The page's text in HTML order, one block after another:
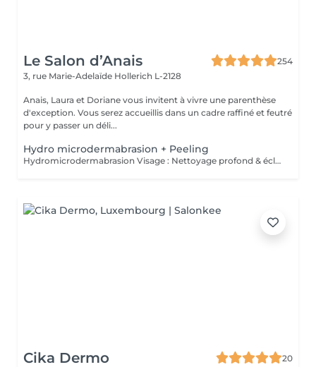
Le Salon d’Anais
254
3, rue Marie-Adelaïde Hollerich L-2128
Anais, Laura et Doriane vous invitent à vivre une parenthèse
d'exception. Vous serez accueillis dans un cadre raffiné et feutré
pour y passer un déli...
Hydro microdermabrasion + Peeling
Hydromicrodermabrasion Visage : Nettoyage profond & éclat instantané L'hydromicrodermabrasion est un soin visage complet et non invasif qui combine une exfoliation douce à l'aide d'un embout à microdermabrasion avec l'infusion de sérums actifs. Ce traitement agit en profondeur pour nettoyer, hydrater et revitaliser la peau en une seule séance. Contre-indications - Femmes enceintes ou allaitement - Pas d'exposition solaire 48h avant et après soin - Traitements lourds : chimio (attendre 1 an) et antibiotiques ou Roaccutane (attendre 6 mois) - Allergie aux acides de fruits, fruits à coques ou aspirine - Dermabrasions médicales - injection de botox ou acide hyaluronique (attendre 1 mois) - Prise d'anticoagulant, anti-inflammatoire sur le long terme - Maladie auto-immune - Cicatrices chéloïdes
Cika Dermo
20